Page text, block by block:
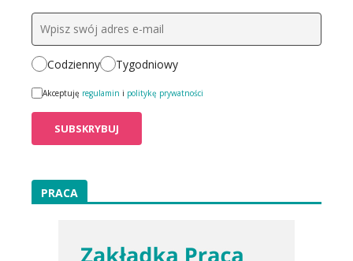
Codzienny Tygodniowy
Akceptuję regulamin i politykę prywatności
PRACA